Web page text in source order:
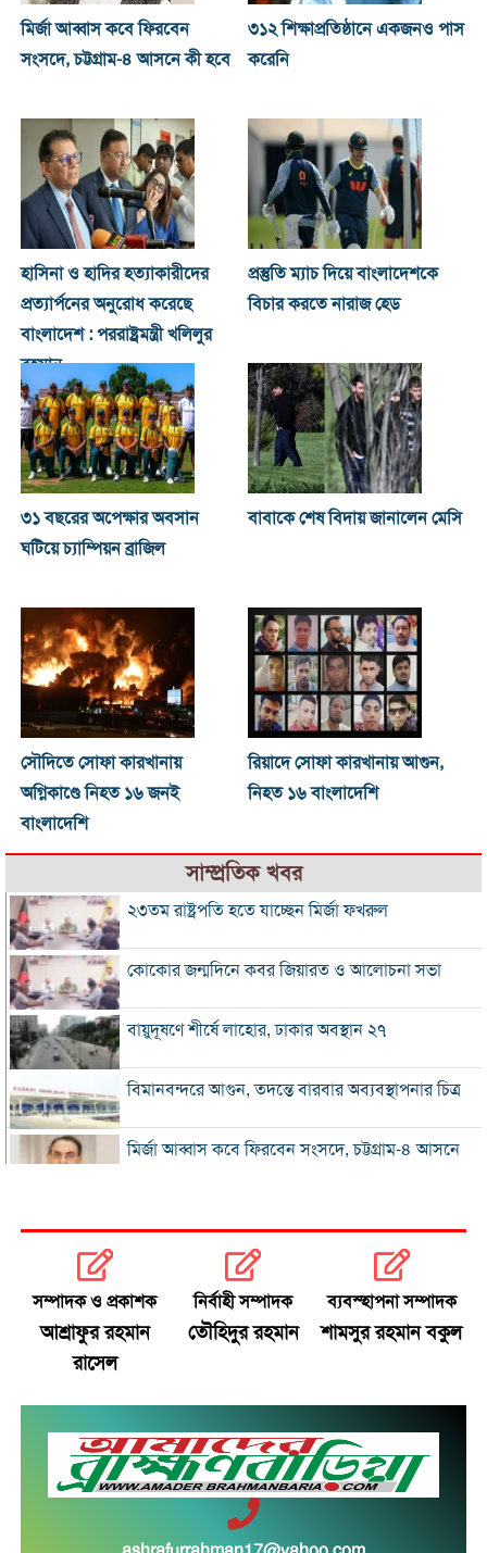
মির্জা আব্বাস কবে ফিরবেন
সংসদে, চট্টগ্রাম-৪ আসনে কী হবে
৩১২ শিক্ষাপ্রতিষ্ঠানে একজনও পাস
করেনি
হাসিনা ও হা‌দির হত্যাকারীদের
প্রত্যার্পনের অনুরোধ করেছে
বাংলাদেশ : পররাষ্ট্রমন্ত্রী খ‌লিলুর
রহমা‌ন
প্রস্তুতি ম্যাচ দিয়ে বাংলাদেশকে
বিচার করতে নারাজ হেড
৩১ বছরের অপেক্ষার অবসান
ঘটিয়ে চ্যাম্পিয়ন ব্রাজিল
বাবাকে শেষ বিদায় জানালেন মেসি
সৌদিতে সোফা কারখানায়
অগ্নিকাণ্ডে নিহত ১৬ জনই
বাংলাদেশি
রিয়াদে সোফা কারখানায় আগুন,
নিহত ১৬ বাংলাদেশি
সাম্প্রতিক খবর
২৩তম রাষ্ট্রপতি হতে যাচ্ছেন মির্জা ফখরুল
কোকোর জন্মদিনে কবর জিয়ারত ও আলোচনা সভা
বায়ুদূষণে শীর্ষে লাহোর, ঢাকার অবস্থান ২৭
বিমানবন্দরে আগুন, তদন্তে বারবার অব্যবস্থাপনার চিত্র
মির্জা আব্বাস কবে ফিরবেন সংসদে, চট্টগ্রাম-৪ আসনে
হাসিনা ও হা‌দির হত্যাকারীদের প্রত্যার্পনের অনুরোধ
করেছে বাংলাদেশ : পররাষ্ট্রমন্ত্রী খ‌লিলুর রহমা‌ন
প্রস্তুতি ম্যাচ দিয়ে বাংলাদেশকে বিচার করতে নারাজ হেড
বাবাকে শেষ বিদায় জানালেন মেসি
সৌদিতে সোফা কারখানায় অগ্নিকাণ্ডে নিহত ১৬ জনই
সম্পাদক ও প্রকাশক
আশ্রাফুর রহমান
রাসেল
নির্বাহী সম্পাদক
তৌহিদুর রহমান
ব্যবস্হাপনা সম্পাদক
শামসুর রহমান বকুল